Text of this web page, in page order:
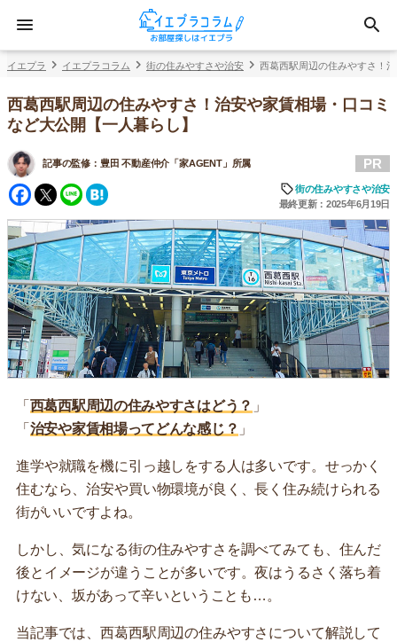
イエプラ イエプラコラム 街の住みやすさや治安 西葛西駅周辺の住みやすさ！
西葛西駅周辺の住みやすさ！治安や家賃相場・口コミ
など大公開【一人暮らし】
記事の監修： 豊田 不動産仲介「家AGENT」所属
Facebook
Twitter
Line
PR
街の住みやすさや治安
最終更新：2025年6月19日
「 西葛西駅周辺の住みやすさはどう？ 」
「 治安や家賃相場ってどんな感じ？ 」
進学や就職を機に引っ越しをする人は多いです。せっかく
住むなら、治安や買い物環境が良く、長く住み続けられる
街がいいですよね。
しかし、気になる街の住みやすさを調べてみても、住んだ
後とイメージが違うことが多いです。夜はうるさく落ち着
けない、坂があって辛いということも…。
当記事では、西葛西駅周辺の住みやすさについて解説して